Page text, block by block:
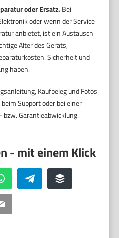
oder Ersatz. Bei
oder wenn der Service
anbietet, ist ein Austausch
Alter des Geräts,
Sicherheit und
haben.
Kaufbeleg und Fotos
Support oder bei einer
Garantieabwicklung.
WhatsApp Telegram Buffer
Email